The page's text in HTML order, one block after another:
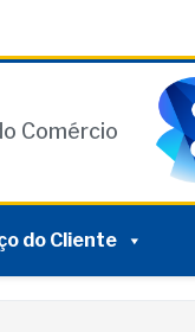
Comércio
do Cliente